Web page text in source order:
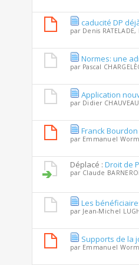
caducité DP
par Denis RATELADE,
Normes: une
par Pascal
Application
par Didier CHAUVEAU
Franck
par Emmanuel
Déplacé : Droit de
par Claude
Les
par Jean-Michel
Supports de la
par Emmanuel